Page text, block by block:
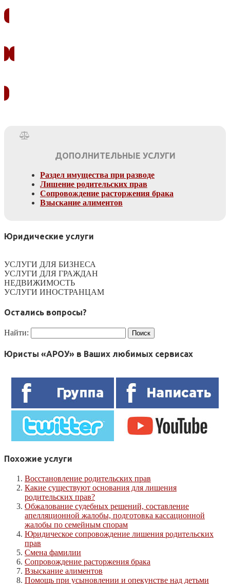
ДОПОЛНИТЕЛЬНЫЕ УСЛУГИ
Раздел имущества при разводе
Лишение родительских прав
Сопровождение расторжения брака
Взыскание алиментов
Юридические услуги
УСЛУГИ ДЛЯ БИЗНЕСА
УСЛУГИ ДЛЯ ГРАЖДАН
НЕДВИЖИМОСТЬ
УСЛУГИ ИНОСТРАНЦАМ
Остались вопросы?
Найти:
Юристы «АРОУ» в Ваших любимых сервисах
Похожие услуги
Восстановление родительских прав
Какие существуют основания для лишения
родительских прав?
Обжалование судебных решений, составление
апелляционной жалобы, подготовка кассационной
жалобы по семейным спорам
Юридическое сопровождение лишения родительских
прав
Cмена фамилии
Сопровождение расторжения брака
Взыскание алиментов
Помощь при усыновлении и опекунстве над детьми